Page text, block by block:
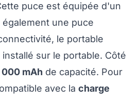
puce est équipée d'un
une puce
le portable
sur le portable. Côté
mAh de capacité. Pour
avec la charge